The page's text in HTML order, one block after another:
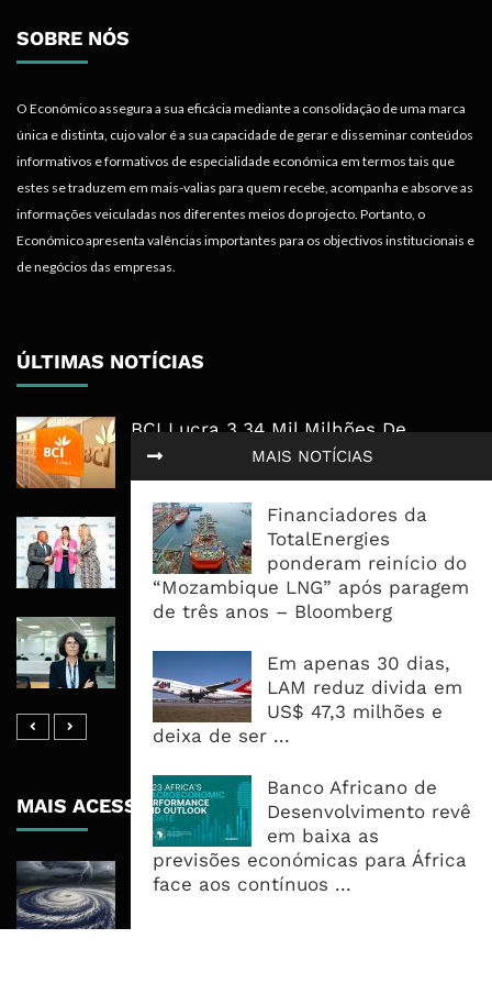
MAIS NOTÍCIAS
Financiadores da
TotalEnergies
ponderam reinício do
“Mozambique LNG” após paragem
de três anos – Bloomberg
Em apenas 30 dias,
LAM reduz divida em
US$ 47,3 milhões e
deixa de ser ...
Banco Africano de
Desenvolvimento revê
em baixa as
previsões económicas para África
face aos contínuos ...
SOBRE NÓS
O Económico assegura a sua eficácia mediante a consolidação de uma marca
única e distinta, cujo valor é a sua capacidade de gerar e disseminar conteúdos
informativos e formativos de especialidade económica em termos tais que
estes se traduzem em mais-valias para quem recebe, acompanha e absorve as
informações veiculadas nos diferentes meios do projecto. Portanto, o
Económico apresenta valências importantes para os objectivos institucionais e
de negócios das empresas.
ÚLTIMAS NOTÍCIAS
BCI Lucra 3,34 Mil Milhões De
Meticais, Mas Crédito A Clientes
Recua 5,5%
RAIZ Arranca Com 4 Milhões De
Libras Para Criar Novas Soluções De
Financiamento Às PME
Banco De Desenvolvimento Pode
Mobilizar Capital, Mas Governação
Define O Resultado
MAIS ACESSADOS
Tempestade Tropical GEZANI Poderá
Afectar Mais De Um Milhão De